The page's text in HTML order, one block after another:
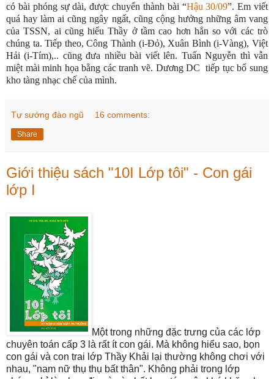
có bài phóng sự dài, được chuyển thành bài “Hậu 30/09”. Em viết
quá hay làm ai cũng ngây ngất, cũng cộng hưởng những âm vang
của TSSN, ai cũng hiểu Thầy ở tầm cao hơn hẳn so với các trò
chúng ta. Tiếp theo, Công Thành (i-Đỏ), Xuân Bình (i-Vàng), Việt
Hải (i-Tím),.. cũng đưa nhiều bài viết lên. Tuấn Nguyễn thì vẫn
miệt mài minh họa bằng các tranh vẽ. Dương DC tiếp tục bổ sung
kho tàng nhạc chế của mình.
Tự sướng đào ngũ 16 comments:
Share
Giới thiệu sách "10I Lớp tôi" - Con gái
lớp I
Một trong những đặc trưng của các lớp
chuyên toán cấp 3 là rất ít con gái. Mà không hiểu sao, bọn
con gái và con trai lớp Thầy Khải lại thường không chơi với
nhau, "nam nữ thụ thụ bất thân". Không phải trong lớp